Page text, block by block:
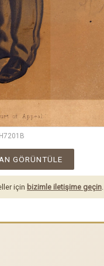
GÖRÜNTÜLE
için bizimle iletişime geçin.